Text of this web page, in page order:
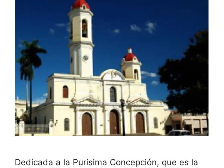
Dedicada a la Purísima Concepción, que es la